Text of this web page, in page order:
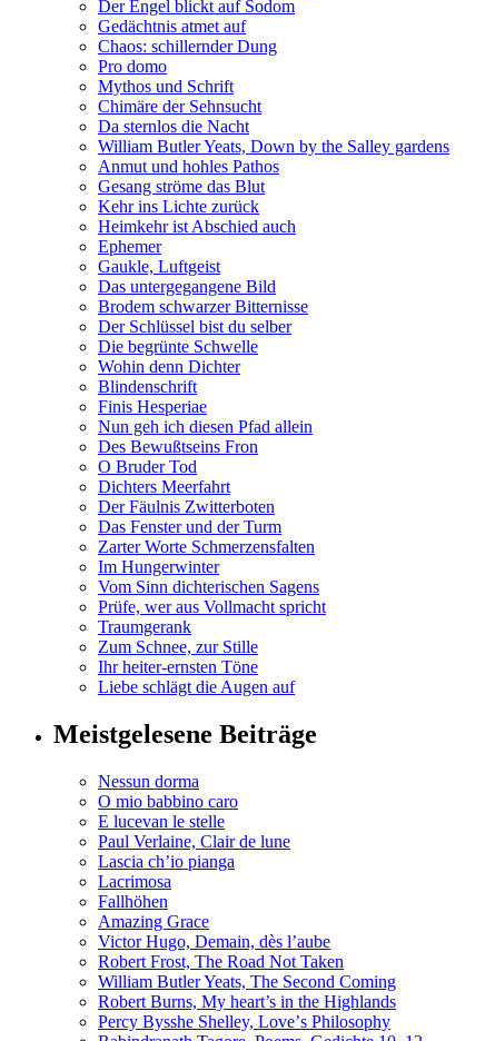
Der Engel blickt auf Sodom
Gedächtnis atmet auf
Chaos: schillernder Dung
Pro domo
Mythos und Schrift
Chimäre der Sehnsucht
Da sternlos die Nacht
William Butler Yeats, Down by the Salley gardens
Anmut und hohles Pathos
Gesang ströme das Blut
Kehr ins Lichte zurück
Heimkehr ist Abschied auch
Ephemer
Gaukle, Luftgeist
Das untergegangene Bild
Brodem schwarzer Bitternisse
Der Schlüssel bist du selber
Die begrünte Schwelle
Wohin denn Dichter
Blindenschrift
Finis Hesperiae
Nun geh ich diesen Pfad allein
Des Bewußtseins Fron
O Bruder Tod
Dichters Meerfahrt
Der Fäulnis Zwitterboten
Das Fenster und der Turm
Zarter Worte Schmerzensfalten
Im Hungerwinter
Vom Sinn dichterischen Sagens
Prüfe, wer aus Vollmacht spricht
Traumgerank
Zum Schnee, zur Stille
Ihr heiter-ernsten Töne
Liebe schlägt die Augen auf
Meistgelesene Beiträge
Nessun dorma
O mio babbino caro
E lucevan le stelle
Paul Verlaine, Clair de lune
Lascia ch’io pianga
Lacrimosa
Fallhöhen
Amazing Grace
Victor Hugo, Demain, dès l’aube
Robert Frost, The Road Not Taken
William Butler Yeats, The Second Coming
Robert Burns, My heart’s in the Highlands
Percy Bysshe Shelley, Loveʼs Philosophy